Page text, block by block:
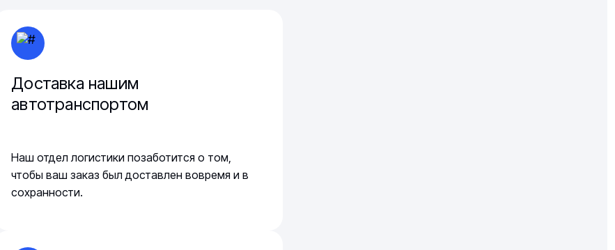
Доставка нашим
автотранспортом
Наш отдел логистики позаботится о том,
чтобы ваш заказ был доставлен вовремя и в
сохранности.